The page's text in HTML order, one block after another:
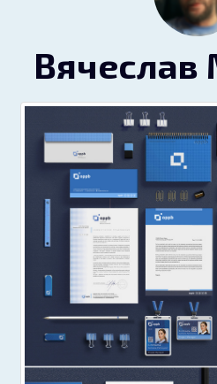
Вячеслав